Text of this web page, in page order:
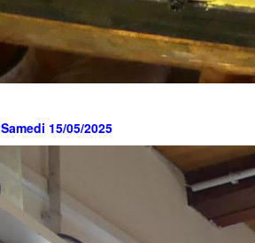
Samedi 15/05/2025